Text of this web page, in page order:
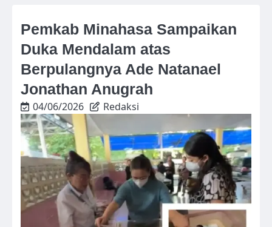
Pemkab Minahasa Sampaikan
Duka Mendalam atas
Berpulangnya Ade Natanael
Jonathan Anugrah
04/06/2026 Redaksi